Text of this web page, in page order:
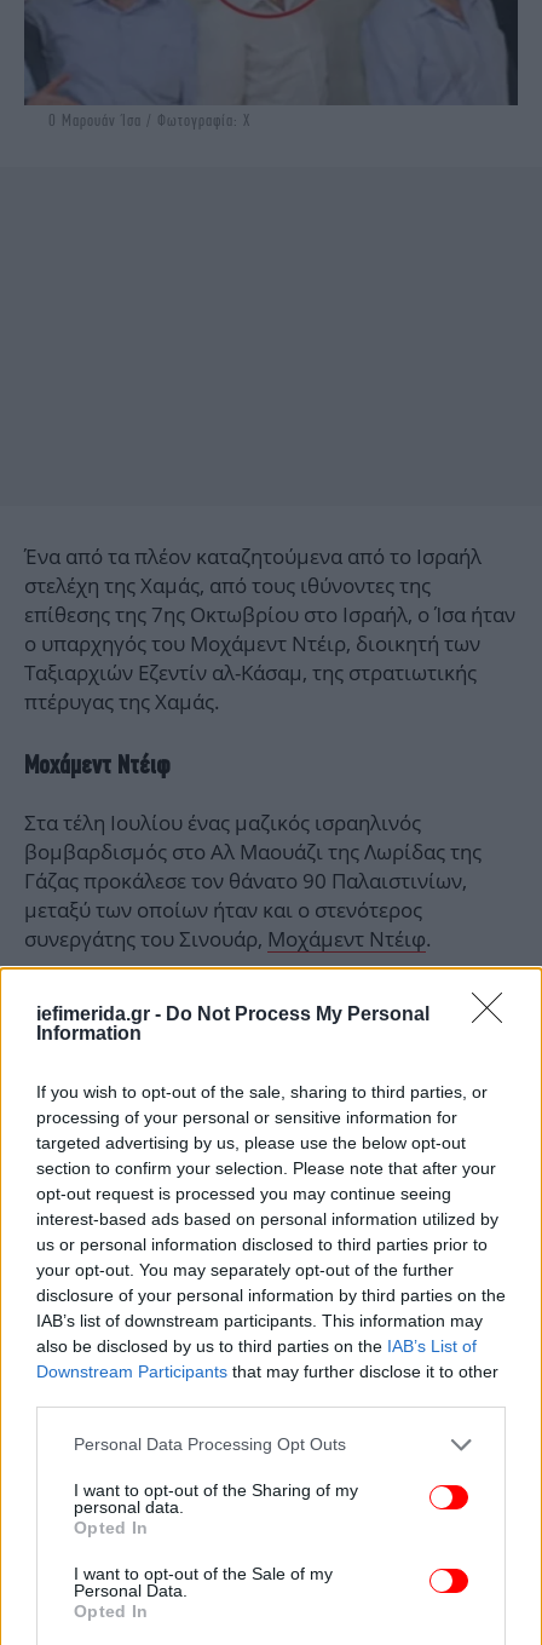
iefimerida.gr - Do Not Process My Personal
Information
If you wish to opt-out of the sale, sharing to third parties, or
processing of your personal or sensitive information for
targeted advertising by us, please use the below opt-out
section to confirm your selection. Please note that after your
opt-out request is processed you may continue seeing
interest-based ads based on personal information utilized by
us or personal information disclosed to third parties prior to
your opt-out. You may separately opt-out of the further
disclosure of your personal information by third parties on the
IAB’s list of downstream participants. This information may
also be disclosed by us to third parties on the IAB’s List of
Downstream Participants that may further disclose it to other
Please note that this website/app uses one or more Google
not limited to your visit or usage behaviour. You may click to
grant or deny consent to Google and its third-party tags to
use your data for below specified purposes in below Google
consent section.
Personal Data Processing Opt Outs
I want to opt-out of the Sharing of my
personal data.
Opted In
I want to opt-out of the Sale of my
Personal Data.
Opted In
Ο Μαρουάν Ίσα / Φωτογραφία: X
Ένα από τα πλέον καταζητούμενα από το Ισραήλ
στελέχη της Χαμάς, από τους ιθύνοντες της
επίθεσης της 7ης Οκτωβρίου στο Ισραήλ, ο Ίσα ήταν
ο υπαρχηγός του Μοχάμεντ Ντέιρ, διοικητή των
Ταξιαρχιών Εζεντίν αλ-Κάσαμ, της στρατιωτικής
πτέρυγας της Χαμάς.
Μοχάμεντ Ντέιφ
Στα τέλη Ιουλίου ένας μαζικός ισραηλινός
βομβαρδισμός στο Αλ Μαουάζι της Λωρίδας της
Γάζας προκάλεσε τον θάνατο 90 Παλαιστινίων,
μεταξύ των οποίων ήταν και ο στενότερος
συνεργάτης του Σινουάρ, Μοχάμεντ Ντέιφ.
Σύμφωνα με το Ισραήλ, ο Μοχάμεντ Ντέιφ σκοτώθηκε στις 13 Ιουλίου
σε βομβαρδισμό στη Χαν Γιουνίς της Λωρίδας της Γάζας
Ο 58χρονος μονόφθαλμος Ντέιφ πιστεύεται ότι
ήταν ένας από τους «εγκεφάλους» της επίθεσης της
Χαμάς στις 7 Οκτωβρίου 2023 στο νότιο Ισραήλ.
το δίκτυο των σηράγγων και την τεχνογνωσία στην
κατασκευή βομβών. Βρισκόταν στην κορυφή της
λίστας των πιο καταζητούμενων του Ισραήλ εδώ και
δεκαετίες, καθώς είχε θεωρηθεί προσωπικά
υπεύθυνος για τους θανάτους δεκάδων Ισραηλινών
σε βομβιστικές επιθέσεις αυτοκτονίας.